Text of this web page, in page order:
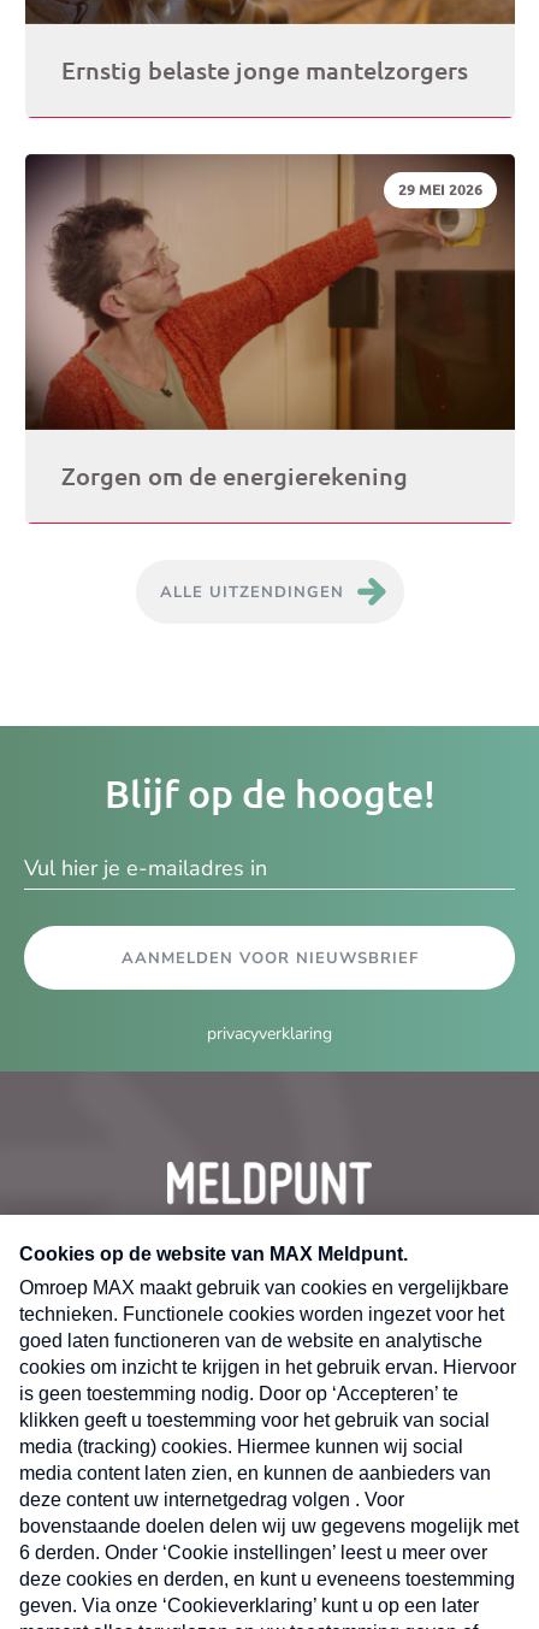
Ernstig belaste jonge mantelzorgers
DATUM:
29 MEI 2026
Zorgen om de energierekening
ALLE UITZENDINGEN
Blijf op de hoogte!
AANMELDEN VOOR NIEUWSBRIEF
privacyverklaring
CONTACT
Volg ons op
X
Nieuwsbrief
Neem hier een gratis abonnement op de MAX